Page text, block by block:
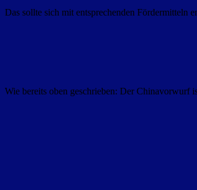
Das sollte sich mit entsprechenden Fördermitteln
Wie bereits oben geschrieben: Der Chinavorwurf